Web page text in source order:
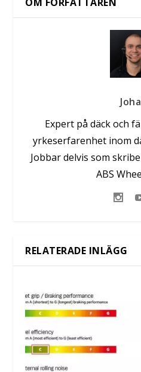
OM FÖRFATTAREN
Expert på däck och
yrkeserfarenhet inom
Jobbar delvis som
ABS
RELATERADE INLÄGG